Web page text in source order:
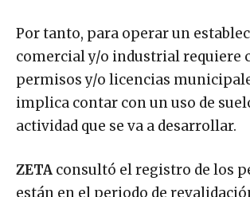
Por tanto, para operar un
comercial y/o industrial requiere
permisos y/o licencias
implica contar con un uso de
actividad que se va a desarrollar.
ZETA consultó el registro de los
están en el periodo de